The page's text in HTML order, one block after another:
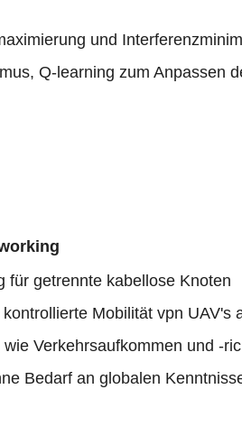
und
Q-learning zum Anpassen
für getrennte kabellose Knoten
Mobilität vpn UAV's
Verkehrsaufkommen und -
Bedarf an globalen